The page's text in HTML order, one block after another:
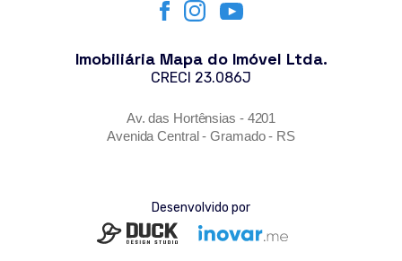
Imobiliária Mapa do Imóvel Ltda.
CRECI 23.086J
Av. das Hortênsias - 4201
Avenida Central - Gramado - RS
Desenvolvido por